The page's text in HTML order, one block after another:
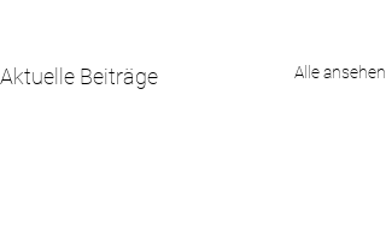
Aktuelle Beiträge Alle ansehen